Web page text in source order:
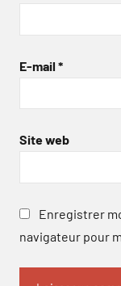
E-mail *
Site web
Enregistrer
navigateur pour